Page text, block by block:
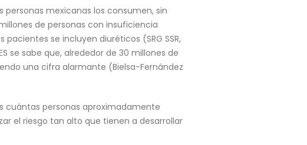
mexicanas los consumen, sin
de personas con insuficiencia
se incluyen diuréticos (SRG SSR,
se sabe que, alrededor de 30 millones de
una cifra alarmante (Bielsa-Fernández
cuántas personas aproximadamente
el riesgo tan alto que tienen a desarrollar